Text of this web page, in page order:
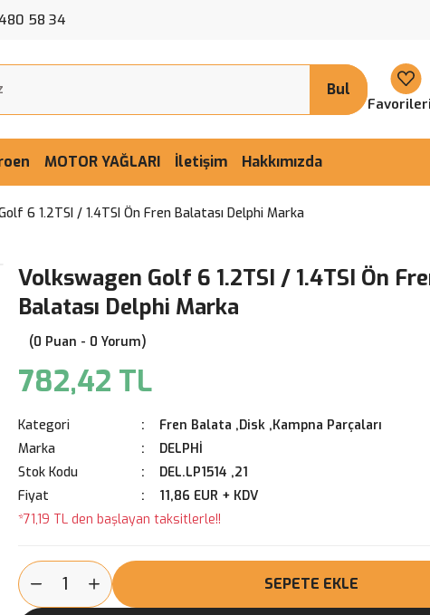
58 34
Bul
MOTOR YAĞLARI İletişim Hakkımızda
6 1.2TSI / 1.4TSI Ön Fren Balatası Delphi Marka
Volkswagen Golf 6 1.2TSI / 1.4TSI Ön
Balatası Delphi Marka
(0 Puan - 0 Yorum)
782,42 TL
Kategori
Fren Balata ,Disk ,Kampna Parçaları
Marka
DELPHİ
Stok Kodu
DEL.LP1514 ,21
Fiyat
11,86 EUR + KDV
*71,19 TL den başlayan taksitlerle!!
SEPETE EKLE